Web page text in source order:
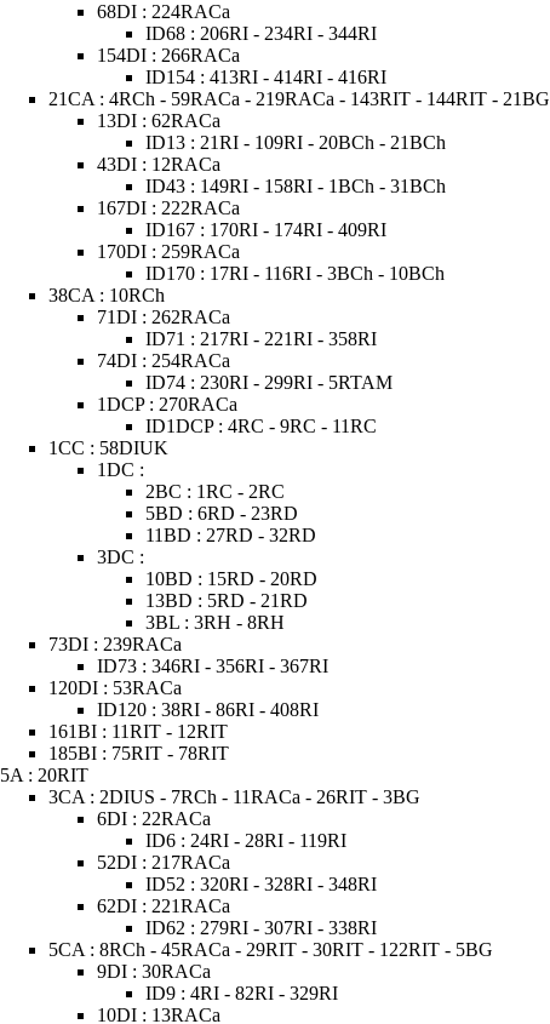
68DI : 224RACa
ID68 : 206RI - 234RI - 344RI
154DI : 266RACa
ID154 : 413RI - 414RI - 416RI
21CA : 4RCh - 59RACa - 219RACa - 143RIT - 144RIT - 21BG
13DI : 62RACa
ID13 : 21RI - 109RI - 20BCh - 21BCh
43DI : 12RACa
ID43 : 149RI - 158RI - 1BCh - 31BCh
167DI : 222RACa
ID167 : 170RI - 174RI - 409RI
170DI : 259RACa
ID170 : 17RI - 116RI - 3BCh - 10BCh
38CA : 10RCh
71DI : 262RACa
ID71 : 217RI - 221RI - 358RI
74DI : 254RACa
ID74 : 230RI - 299RI - 5RTAM
1DCP : 270RACa
ID1DCP : 4RC - 9RC - 11RC
1CC : 58DIUK
1DC :
2BC : 1RC - 2RC
5BD : 6RD - 23RD
11BD : 27RD - 32RD
3DC :
10BD : 15RD - 20RD
13BD : 5RD - 21RD
3BL : 3RH - 8RH
73DI : 239RACa
ID73 : 346RI - 356RI - 367RI
120DI : 53RACa
ID120 : 38RI - 86RI - 408RI
161BI : 11RIT - 12RIT
185BI : 75RIT - 78RIT
5A : 20RIT
3CA : 2DIUS - 7RCh - 11RACa - 26RIT - 3BG
6DI : 22RACa
ID6 : 24RI - 28RI - 119RI
52DI : 217RACa
ID52 : 320RI - 328RI - 348RI
62DI : 221RACa
ID62 : 279RI - 307RI - 338RI
5CA : 8RCh - 45RACa - 29RIT - 30RIT - 122RIT - 5BG
9DI : 30RACa
ID9 : 4RI - 82RI - 329RI
10DI : 13RACa